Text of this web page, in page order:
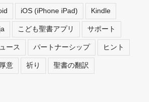
iOS (iPhone iPad) Kindle
こども聖書アプリ サポート
ース パートナーシップ ヒント
厚意 祈り 聖書の翻訳